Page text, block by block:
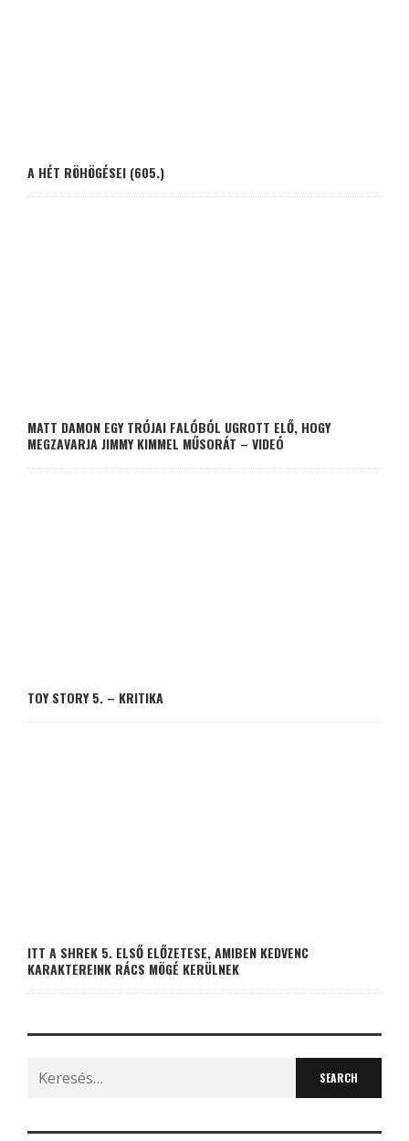
A HÉT RÖHÖGÉSEI (605.)
MATT DAMON EGY TRÓJAI FALÓBÓL UGROTT ELŐ, HOGY
MEGZAVARJA JIMMY KIMMEL MŰSORÁT – VIDEÓ
TOY STORY 5. – KRITIKA
ITT A SHREK 5. ELSŐ ELŐZETESE, AMIBEN KEDVENC
KARAKTEREINK RÁCS MÖGÉ KERÜLNEK
Search
for: